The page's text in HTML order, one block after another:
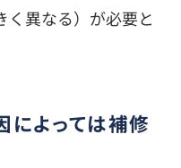
く異なる）が必要と
によっては補修